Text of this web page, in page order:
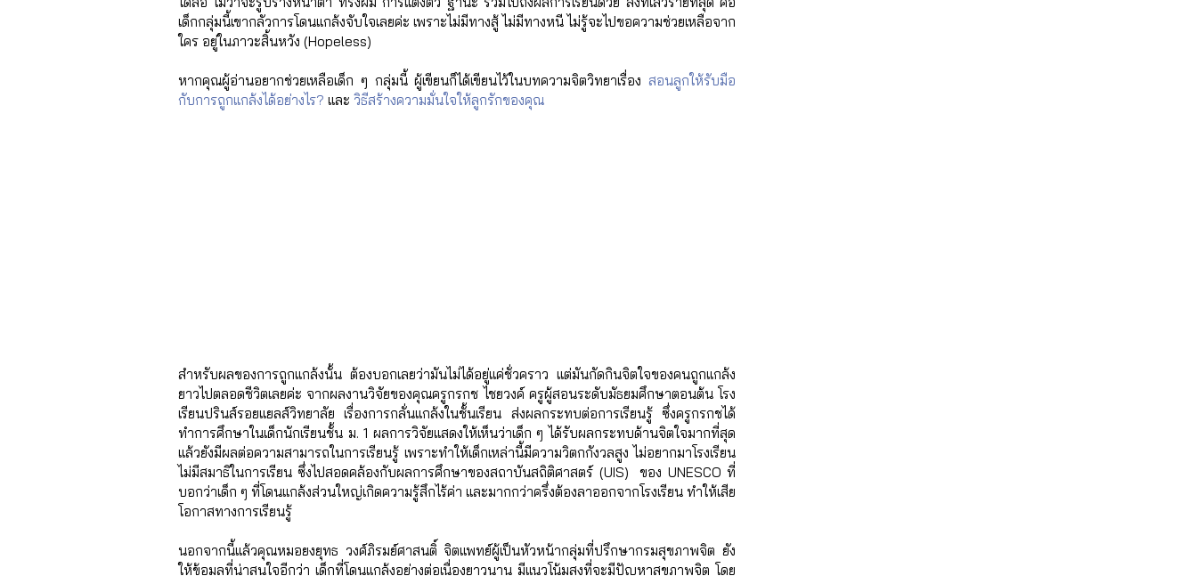
เด็กกลุ่มนี้เขากลัวการโดนแกล้งจับใจเลยค่ะ เพราะไม่มีทางสู้ ไม่มีทางหนี ไม่รู้จะไปขอความช่วยเหลือจาก
ใคร อยู่ในภาวะสิ้นหวัง (Hopeless)
หากคุณผู้อ่านอยากช่วยเหลือเด็ก ๆ กลุ่มนี้ ผู้เขียนก็ได้เขียนไว้ในบทความจิตวิทยาเรื่อง สอนลูกให้รับมือ
กับการถูกแกล้งได้อย่างไร? และ วิธีสร้างความมั่นใจให้ลูกรักของคุณ
สำหรับผลของการถูกแกล้งนั้น ต้องบอกเลยว่ามันไม่ได้อยู่แค่ชั่วคราว แต่มันกัดกินจิตใจของคนถูกแกล้ง
ยาวไปตลอดชีวิตเลยค่ะ จากผลงานวิจัยของคุณครูกรกช ไชยวงค์ ครูผู้สอนระดับมัธยมศึกษาตอนต้น โรง
เรียนปรินส์รอยแยลส์วิทยาลัย เรื่องการกลั่นแกล้งในชั้นเรียน ส่งผลกระทบต่อการเรียนรู้ ซึ่งครูกรกชได้
ทำการศึกษาในเด็กนักเรียนชั้น ม. 1 ผลการวิจัยแสดงให้เห็นว่าเด็ก ๆ ได้รับผลกระทบด้านจิตใจมากที่สุด
แล้วยังมีผลต่อความสามารถในการเรียนรู้ เพราะทำให้เด็กเหล่านี้มีความวิตกกังวลสูง ไม่อยากมาโรงเรียน
ไม่มีสมาธิในการเรียน ซึ่งไปสอดคล้องกับผลการศึกษาของสถาบันสถิติศาสตร์ (UIS)  ของ UNESCO ที่
บอกว่าเด็ก ๆ ที่โดนแกล้งส่วนใหญ่เกิดความรู้สึกไร้ค่า และมากกว่าครึ่งต้องลาออกจากโรงเรียน ทำให้เสีย
โอกาสทางการเรียนรู้
นอกจากนี้แล้วคุณหมอยงยุทธ วงศ์ภิรมย์ศาสนติ์ จิตแพทย์ผู้เป็นหัวหน้ากลุ่มที่ปรึกษากรมสุขภาพจิต ยัง
ให้ข้อมูลที่น่าสนใจอีกว่า เด็กที่โดนแกล้งอย่างต่อเนื่องยาวนาน มีแนวโน้มสูงที่จะมีปัญหาสุขภาพจิต โดย